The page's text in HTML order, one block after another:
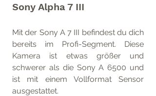
Sony Alpha 7 III
Mit der Sony A 7 III befindest du dich
bereits im Profi-Segment. Diese
Kamera ist etwas größer und
schwerer als die Sony A 6500 und
ist mit einem Vollformat Sensor
ausgestattet.